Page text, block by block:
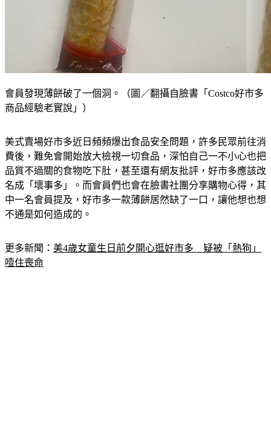
會員發現薄餅破了一個洞。（圖／翻攝自臉書「Costco好市多
商品經驗老實說」）
美式賣場好市多近日頻頻爆出食品安全問題，許多民眾前往消
費後，難免會開始放大檢視一切食品，深怕自己一不小心也把
品質不過關的食物吃下肚，甚至還有網友批評，好市多應該改
名成「壞事多」。而會員們也會在臉書社團分享購物心得，其
中一名會員提及，好市多一款薄餅居然缺了一口，讓他想也想
不通是如何造成的。
更多新聞： 美4歲女童生日前夕開心逛好市多　疑被「熱狗」
噎住喪命